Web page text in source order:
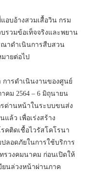
บอ้างสวมเสื้อวิน กรม
รวมข้อเท็จจริงและพยาน
าดำเนินการสืบสวน
ายต่อไป
การดำเนินงานของศูนย์
คม 2564 – 6 มิถุนายน
ด่านหน้าในระบบขนส่ง
ล้ว เพื่อเร่งสร้าง
คติดเชื้อไวรัสโคโรนา
ลอดภัยในการใช้บริการ
วงคมนาคม ก่อนเปิดให้
นล่วงหน้าผ่านภาค